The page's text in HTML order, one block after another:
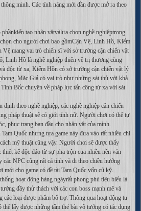
minh. Các tính năng mới dần được mở ra theo
tạo nhân vậtvàlựa chọn nghề nghiệptrong
cho người chơi bao gồmCận Vệ, Linh Hồ, Kiếm
mang vai trò chiến sĩ với sở trường cận chiến vật
Linh Hồ là nghề nghiệp thiên về trị thương cùng
độc từ xa, Kiếm Hồn có sở trường cận chiến vật lý
Mặc Giả có vai trò như những sát thủ với khả
Bốc chuyên về pháp lực tấn công từ xa với sát
định theo nghề nghiệp, các nghề nghiệp cận chiến
pháp thuật sẽ có giới tính nữ. Người chơi có thể tự
phục trang ban đầu cho nhân vật của mình.
Quốc nhưng tựa game này đưa vào rất nhiều chi
mỹ thuật cũng vậy. Người chơi sẽ được thấy
kế độc đáo từ sự pha trộn của nhiều nền văn
các NPC cũng rất cá tính và đi theo chiều hướng
mới cho game có đề tài Tam Quốc vốn cũ kỹ.
hoạt động hàng ngàyrất phong phú tiêu biểu là
đầy thử thách với các con boss mạnh mẽ và
các loại dược phẩm bổ trợ. Thông qua hoạt động tu
lấy được những tấm thẻ bài võ tướng có tác dụng